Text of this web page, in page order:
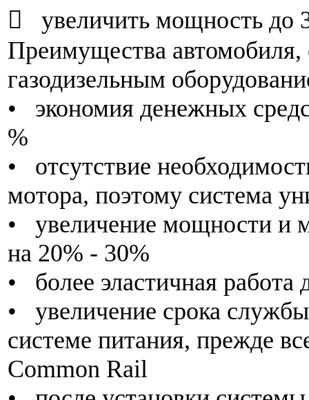
 увеличить мощность до
Преимущества
газодизельным
• экономия денежных
%
• отсутствие
мотора, поэтому система
• увеличение мощности и
на 20% - 30%
• более эластичная работа
• увеличение срока
системе питания, прежде
Common Rail